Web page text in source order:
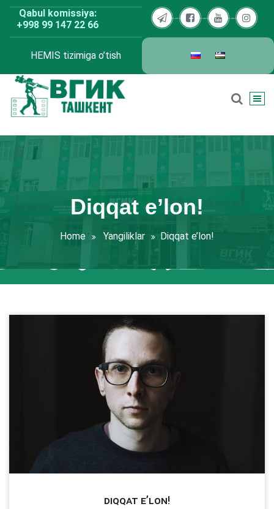
Skip
content
Qabul komissiya:
+998 99 147 22 66
HEMIS tizimiga o’tish
Diqqat e’lon!
Home Yangiliklar Diqqat e’lon!
Diqqat e’lon!